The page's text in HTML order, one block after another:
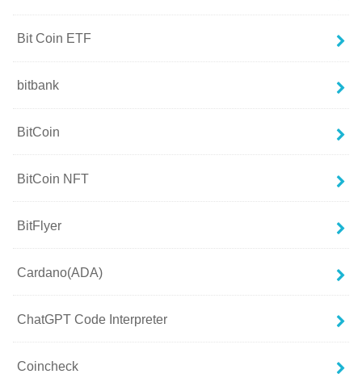
Bit Coin ETF
bitbank
BitCoin
BitCoin NFT
BitFlyer
Cardano(ADA)
ChatGPT Code Interpreter
Coincheck